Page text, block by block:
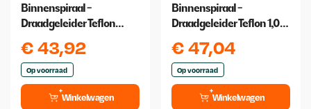
Binnenspiraal -
Draadgeleider Teflon
€43,92
Op voorraad
Winkelwagen
Binnenspiraal -
Draadgeleider Teflon 1,0
€47,04
Op voorraad
Winkelwagen